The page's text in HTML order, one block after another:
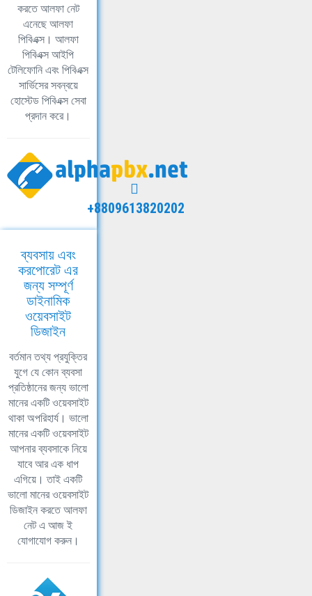
করতে আলফা নেট
এনেছে আলফা
পিবিএক্স। আলফা
পিবিএক্স আইপি
টেলিফোনি এবং পিবিএক্স
সার্ভিসের সবন্বয়ে
হোস্টেড পিবিএক্স সেবা
প্রদান করে।
+8809613820202
ব্যবসায় এবং
করপোরেট এর
জন্য সম্পূর্ণ
ডাইনামিক
ওয়েবসাইট
ডিজাইন
বর্তমান তথ্য প্রযুক্তির
যুগে যে কোন ব্যবসা
প্রতিষ্ঠানের জন্য ভালো
মানের একটি ওয়েবসাইট
থাকা অপরিহার্য। ভালো
মানের একটি ওয়েবসাইট
আপনার ব্যবসাকে নিয়ে
যাবে আর এক ধাপ
এগিয়ে। তাই একটি
ভালো মানের ওয়েবসাইট
ডিজাইন করতে আলফা
নেট এ আজ ই
যোগাযোগ করুন।